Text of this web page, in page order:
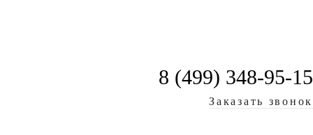
8 (499) 348-95-15
Заказать звонок
Фурнитура